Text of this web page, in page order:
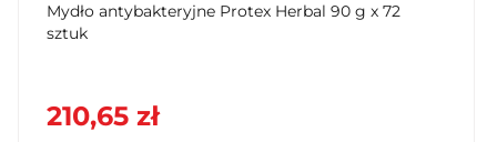
Mydło antybakteryjne Protex Herbal 90 g x 72
sztuk
210,65 zł